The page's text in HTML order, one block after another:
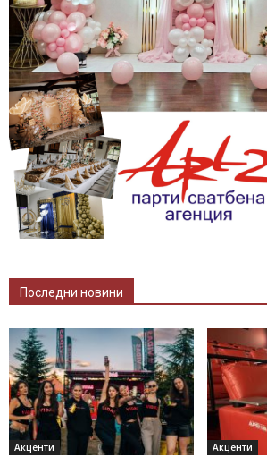
Последни новини
Акценти Акценти